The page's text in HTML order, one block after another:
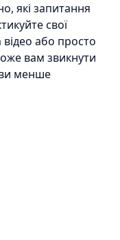
які запитання
свої
відео або просто
вам звикнути
менше